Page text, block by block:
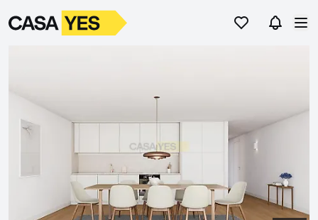
Ir para osIr para
LogoIr para a homepage